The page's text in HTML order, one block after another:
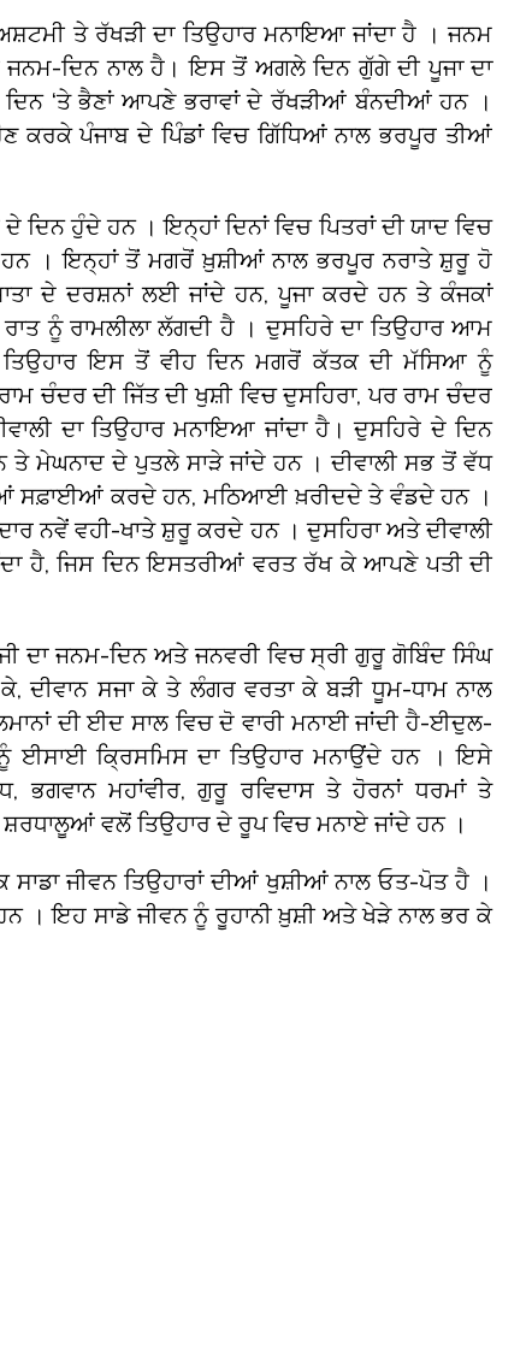
ਤੇ ਰੱਖੜੀ ਦਾ ਤਿਉਹਾਰ ਮਨਾਇਆ ਜਾਂਦਾ ਹੈ । ਜਨਮ
ਦਿਨ ਨਾਲ ਹੈ। ਇਸ ਤੋਂ ਅਗਲੇ ਦਿਨ ਗੁੱਗੇ ਦੀ ਪੂਜਾ ਦਾ
‘ਤੇ ਭੈਣਾਂ ਆਪਣੇ ਭਰਾਵਾਂ ਦੇ ਰੱਖੜੀਆਂ ਬੰਨਦੀਆਂ ਹਨ ।
ਕਰਕੇ ਪੰਜਾਬ ਦੇ ਪਿੰਡਾਂ ਵਿਚ ਗਿੱਧਿਆਂ ਨਾਲ ਭਰਪੂਰ ਤੀਆਂ
ਦਿਨ ਹੁੰਦੇ ਹਨ । ਇਨ੍ਹਾਂ ਦਿਨਾਂ ਵਿਚ ਪਿਤਰਾਂ ਦੀ ਯਾਦ ਵਿਚ
। ਇਨ੍ਹਾਂ ਤੋਂ ਮਗਰੋਂ ਖ਼ੁਸ਼ੀਆਂ ਨਾਲ ਭਰਪੂਰ ਨਰਾਤੇ ਸ਼ੁਰੂ ਹੋ
ਦੇ ਦਰਸ਼ਨਾਂ ਲਈ ਜਾਂਦੇ ਹਨ, ਪੂਜਾ ਕਰਦੇ ਹਨ ਤੇ ਕੰਜਕਾਂ
ਨੂੰ ਰਾਮਲੀਲਾ ਲੱਗਦੀ ਹੈ । ਦੁਸਹਿਰੇ ਦਾ ਤਿਉਹਾਰ ਆਮ
ਤਿਉਹਾਰ ਇਸ ਤੋਂ ਵੀਹ ਦਿਨ ਮਗਰੋਂ ਕੱਤਕ ਦੀ ਮੱਸਿਆ ਨੂੰ
ਚੰਦਰ ਦੀ ਜਿੱਤ ਦੀ ਖੁਸ਼ੀ ਵਿਚ ਦੁਸਹਿਰਾ, ਪਰ ਰਾਮ ਚੰਦਰ
ਦਾ ਤਿਉਹਾਰ ਮਨਾਇਆ ਜਾਂਦਾ ਹੈ। ਦੁਸਹਿਰੇ ਦੇ ਦਿਨ
ਤੇ ਮੇਘਨਾਦ ਦੇ ਪੁਤਲੇ ਸਾੜੇ ਜਾਂਦੇ ਹਨ । ਦੀਵਾਲੀ ਸਭ ਤੋਂ ਵੱਧ
ਸਫ਼ਾਈਆਂ ਕਰਦੇ ਹਨ, ਮਠਿਆਈ ਖ਼ਰੀਦਦੇ ਤੇ ਵੰਡਦੇ ਹਨ ।
ਨਵੇਂ ਵਹੀ-ਖਾਤੇ ਸ਼ੁਰੂ ਕਰਦੇ ਹਨ । ਦੁਸਹਿਰਾ ਅਤੇ ਦੀਵਾਲੀ
ਹੈ, ਜਿਸ ਦਿਨ ਇਸਤਰੀਆਂ ਵਰਤ ਰੱਖ ਕੇ ਆਪਣੇ ਪਤੀ ਦੀ
ਦਾ ਜਨਮ-ਦਿਨ ਅਤੇ ਜਨਵਰੀ ਵਿਚ ਸ੍ਰੀ ਗੁਰੂ ਗੋਬਿੰਦ ਸਿੰਘ
ਦੀਵਾਨ ਸਜਾ ਕੇ ਤੇ ਲੰਗਰ ਵਰਤਾ ਕੇ ਬੜੀ ਧੂਮ-ਧਾਮ ਨਾਲ
ਦੀ ਈਦ ਸਾਲ ਵਿਚ ਦੋ ਵਾਰੀ ਮਨਾਈ ਜਾਂਦੀ ਹੈ-ਈਦੁਲ-
ਈਸਾਈ ਕ੍ਰਿਸਮਿਸ ਦਾ ਤਿਉਹਾਰ ਮਨਾਉਂਦੇ ਹਨ । ਇਸੇ
ਭਗਵਾਨ ਮਹਾਂਵੀਰ, ਗੁਰੂ ਰਵਿਦਾਸ ਤੇ ਹੋਰਨਾਂ ਧਰਮਾਂ ਤੇ
ਵਲੋਂ ਤਿਉਹਾਰ ਦੇ ਰੂਪ ਵਿਚ ਮਨਾਏ ਜਾਂਦੇ ਹਨ ।
ਜੀਵਨ ਤਿਉਹਾਰਾਂ ਦੀਆਂ ਖੁਸ਼ੀਆਂ ਨਾਲ ਓਤ-ਪੋਤ ਹੈ ।
। ਇਹ ਸਾਡੇ ਜੀਵਨ ਨੂੰ ਰੂਹਾਨੀ ਖ਼ੁਸ਼ੀ ਅਤੇ ਖੇੜੇ ਨਾਲ ਭਰ ਕੇ